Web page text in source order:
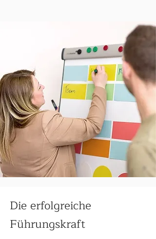
Die erfolgreiche
Führungskraft